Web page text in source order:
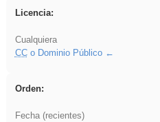
Licencia:
Cualquiera
CCo Dominio Público
Orden:
Fecha (recientes)